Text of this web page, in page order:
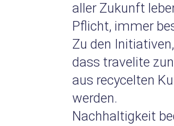
aller Zukunft
Pflicht, immer
Zu den
dass travelite
aus recycelten
werden.
Nachhaltigkeit